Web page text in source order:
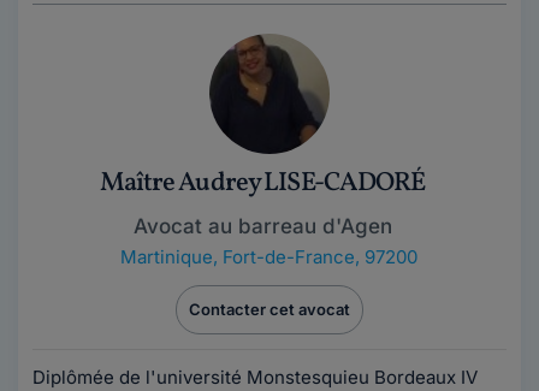
Maître Audrey LISE-CADORÉ
Avocat au barreau d'Agen
Martinique, Fort-de-France, 97200
Contacter cet avocat
Diplômée de l'université Monstesquieu Bordeaux IV